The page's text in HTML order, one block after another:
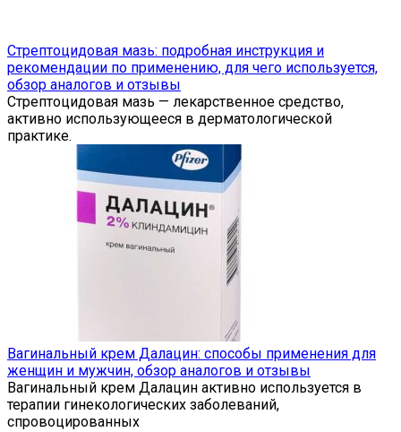
Стрептоцидовая мазь: подробная инструкция и
рекомендации по применению, для чего используется,
обзор аналогов и отзывы
Стрептоцидовая мазь — лекарственное средство,
активно использующееся в дерматологической
практике.
Вагинальный крем Далацин: способы применения для
женщин и мужчин, обзор аналогов и отзывы
Вагинальный крем Далацин активно используется в
терапии гинекологических заболеваний,
спровоцированных